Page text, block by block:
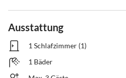
Ausstattung
1 Schlafzimmer (1)
1 Bäder